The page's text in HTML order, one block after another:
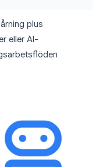
plus
eller AI-